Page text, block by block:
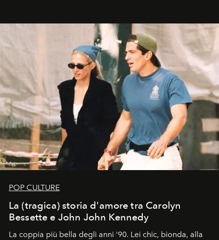
POP CULTURE
La (tragica) storia d'amore tra Carolyn
Bessette e John John Kennedy
La coppia più bella degli anni '90. Lei chic, bionda, alla